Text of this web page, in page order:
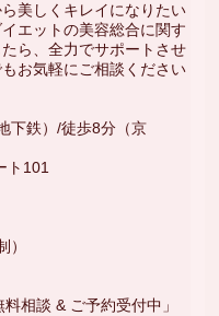
美しくキレイになりたい
エットの美容総合に関す
ら、全力でサポートさせ
お気軽にご相談ください
下鉄）/徒歩8分（京
ト101
相談 & ご予約受付中」